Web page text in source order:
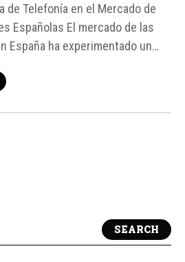
de Telefonía en el Mercado de
Españolas El mercado de las
España ha experimentado un
virtual que se enfoca en
SEARCH